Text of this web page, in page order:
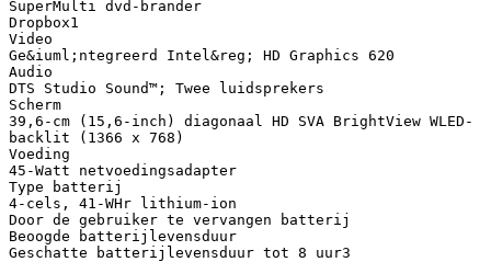
SuperMulti dvd-brander
Dropbox1
Video
Ge&iuml;ntegreerd Intel&reg; HD Graphics 620
Audio
DTS Studio Sound™; Twee luidsprekers
Scherm
39,6-cm (15,6-inch) diagonaal HD SVA BrightView WLED-
backlit (1366 x 768)
Voeding
45-Watt netvoedingsadapter
Type batterij
4-cels, 41-WHr lithium-ion
Door de gebruiker te vervangen batterij
Beoogde batterijlevensduur
Geschatte batterijlevensduur tot 8 uur3